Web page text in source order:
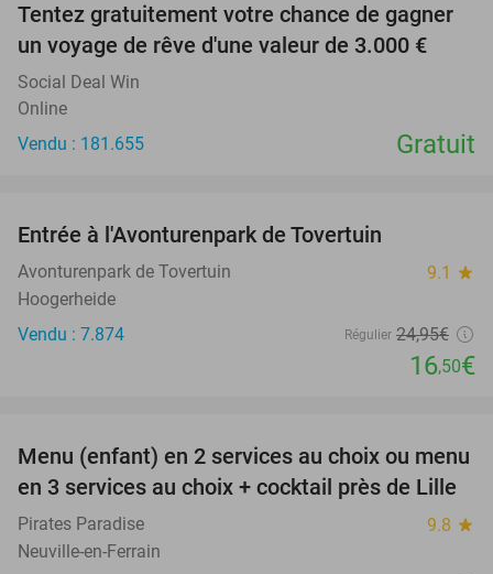
Tentez gratuitement votre chance de gagner
un voyage de rêve d'une valeur de 3.000 €
Social Deal Win
Online
Vendu : 181.655
Gratuit
Entrée à l'Avonturenpark de Tovertuin
Avonturenpark de Tovertuin 9.1 star
Hoogerheide
Vendu : 7.874
Régulier 24,95€
16,50€
34%
Menu (enfant) en 2 services au choix ou menu
en 3 services au choix + cocktail près de Lille
Pirates Paradise 9.8 star
Neuville-en-Ferrain